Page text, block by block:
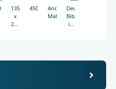
135
x
205
450g
Andreas
Malessa
Deutsche
Bibelgesellschaft
in